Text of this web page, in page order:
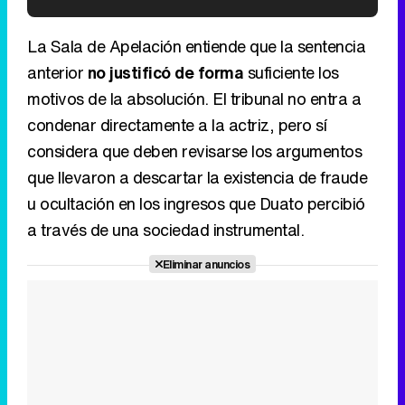
La Sala de Apelación entiende que la sentencia
anterior no justificó de forma suficiente los
motivos de la absolución. El tribunal no entra a
condenar directamente a la actriz, pero sí
considera que deben revisarse los argumentos
que llevaron a descartar la existencia de fraude
u ocultación en los ingresos que Duato percibió
a través de una sociedad instrumental.
Eliminar anuncios